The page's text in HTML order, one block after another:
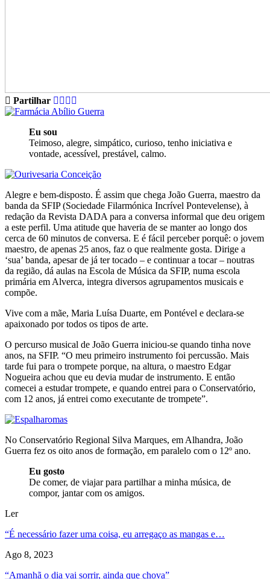
Partilhar
Eu sou
Teimoso, alegre, simpático, curioso, tenho iniciativa e
vontade, acessível, prestável, calmo.
Alegre e bem-disposto. É assim que chega João Guerra, maestro da
banda da SFIP (Sociedade Filarmónica Incrível Pontevelense), à
redação da Revista DADA para a conversa informal que deu origem
a este perfil. Uma atitude que haveria de se manter ao longo dos
cerca de 60 minutos de conversa. E é fácil perceber porquê: o jovem
maestro, de apenas 25 anos, faz o que realmente gosta. Dirige a
‘sua’ banda, apesar de já ter tocado – e continuar a tocar – noutras
da região, dá aulas na Escola de Música da SFIP, numa escola
primária em Alverca, integra diversos agrupamentos musicais e
compõe.
Vive com a mãe, Maria Luísa Duarte, em Pontével e declara-se
apaixonado por todos os tipos de arte.
O percurso musical de João Guerra iniciou-se quando tinha nove
anos, na SFIP. “O meu primeiro instrumento foi percussão. Mais
tarde fui para o trompete porque, na altura, o maestro Edgar
Nogueira achou que eu devia mudar de instrumento. E então
comecei a estudar trompete, e quando entrei para o Conservatório,
com 12 anos, já entrei como executante de trompete”.
No Conservatório Regional Silva Marques, em Alhandra, João
Guerra fez os oito anos de formação, em paralelo com o 12º ano.
Eu gosto
De comer, de viajar para partilhar a minha música, de
compor, jantar com os amigos.
Ler
“É necessário fazer uma coisa, eu arregaço as mangas e…
Ago 8, 2023
“Amanhã o dia vai sorrir, ainda que chova”